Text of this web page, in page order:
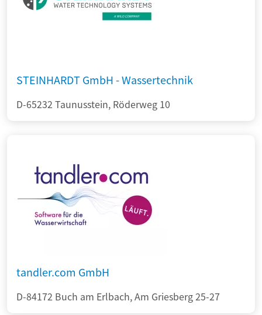
STEINHARDT GmbH - Wassertechnik
D-65232 Taunusstein, Röderweg 10
tandler.com GmbH
D-84172 Buch am Erlbach, Am Griesberg 25-27